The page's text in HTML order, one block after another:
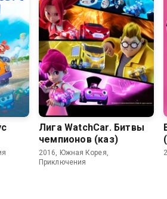
Лига WatchCar. Битвы
чемпионов (каз)
2016, Южная Корея,
Приключения